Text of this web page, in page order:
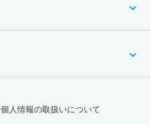
個人情報の取扱いについて